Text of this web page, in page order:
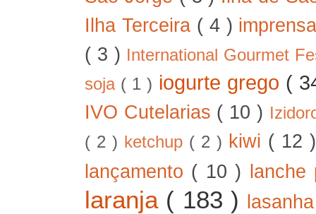
Ilha Terceira ( 4 )
( 3 ) International Gourmet
soja ( 1 ) iogurte grego (
IVO Cutelarias ( 10 )
( 2 ) ketchup ( 2 ) kiwi ( 12
lançamento ( 10 )
laranja ( 183 )